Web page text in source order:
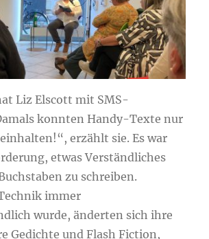
Liz Elscott mit SMS-
konnten Handy-Texte nur
erzählt sie. Es war
etwas Verständliches
zu schreiben.
immer
wurde, änderten sich ihre
Gedichte und Flash Fiction,